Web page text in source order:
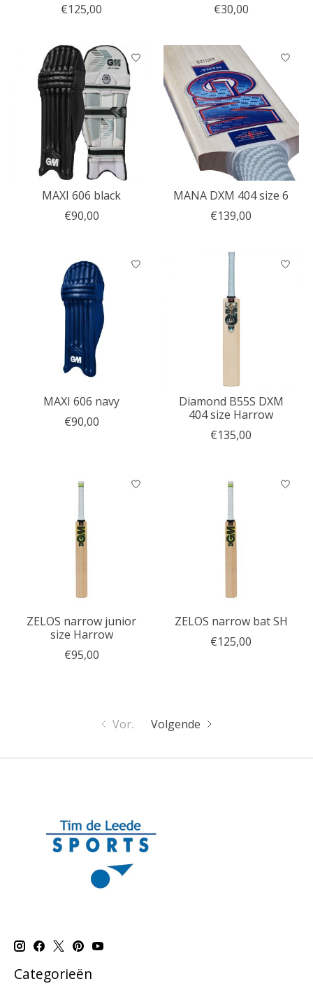
€125,00
€30,00
MAXI 606 black
€90,00
MANA DXM 404 size 6
€139,00
MAXI 606 navy
€90,00
Diamond B55S DXM
404 size Harrow
€135,00
ZELOS narrow junior
size Harrow
€95,00
ZELOS narrow bat SH
€125,00
Vor. Volgende
Categorieën